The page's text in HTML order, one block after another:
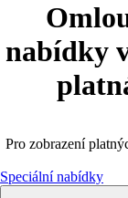
nabídky
Pro zobrazení
Speciální nabídky